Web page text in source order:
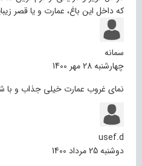
که داخل این باغ، عمارت و یا قصر
سمانه
چهارشنبه 28 مهر 1400
نمای غروب عمارت خیلی جذاب و با
usef.d
دوشنبه 25 مرداد 1400